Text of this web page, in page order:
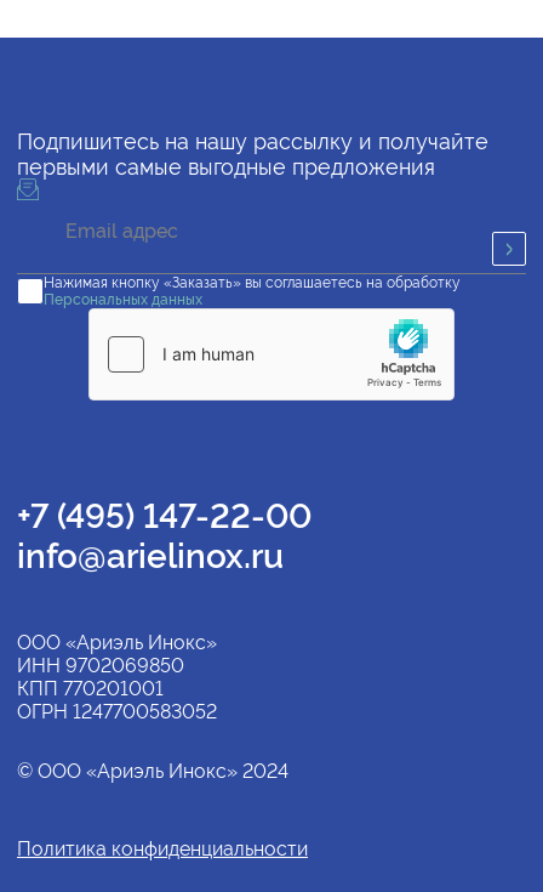
Подпишитесь на нашу рассылку и получайте
первыми самые выгодные предложения
Нажимая кнопку «Заказать» вы соглашаетесь на обработку
Персональных данных
+7 (495) 147-22-00
info@arielinox.ru
ООО «Ариэль Инокс»
ИНН 9702069850
КПП 770201001
ОГРН 1247700583052
© ООО «Ариэль Инокс» 2024
Политика конфиденциальности